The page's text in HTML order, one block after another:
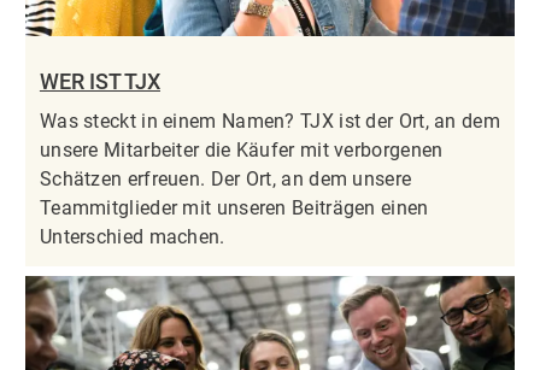
WER IST TJX
Was steckt in einem Namen? TJX ist der Ort, an dem
unsere Mitarbeiter die Käufer mit verborgenen
Schätzen erfreuen. Der Ort, an dem unsere
Teammitglieder mit unseren Beiträgen einen
Unterschied machen.